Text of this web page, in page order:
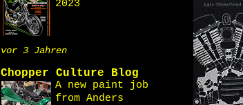
2023
vor 3 Jahren
Chopper Culture Blog
A new paint job
from Anders